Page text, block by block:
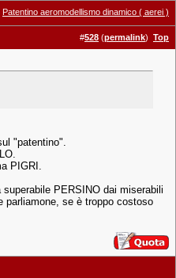
Patentino aeromodellismo dinamico ( aerei )
#528 (permalink) Top
"patentino".
PIGRI.
PERSINO dai miserabili
parliamone, se è troppo costoso